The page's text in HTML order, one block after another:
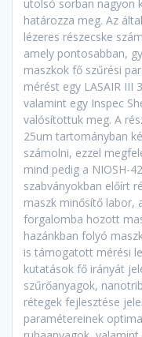
utolsó sorban nagyon
határozza meg. Az
lézeres részecske
amely pontosabban,
maszkok fő szűrési
mérést egy LASAIR III
valamint egy Inspec
valósítottuk meg. A
25um tartományban
számolni, ezzel
mind pedig a NIOSH-
szabványokban előírt
maszk minősítő labor,
forgalomba hozott
hazánkban folyó
is támogatott mérési
kutatások fő irányát
szűrőanyagok,
rétegek fejlesztése
paramétereinek